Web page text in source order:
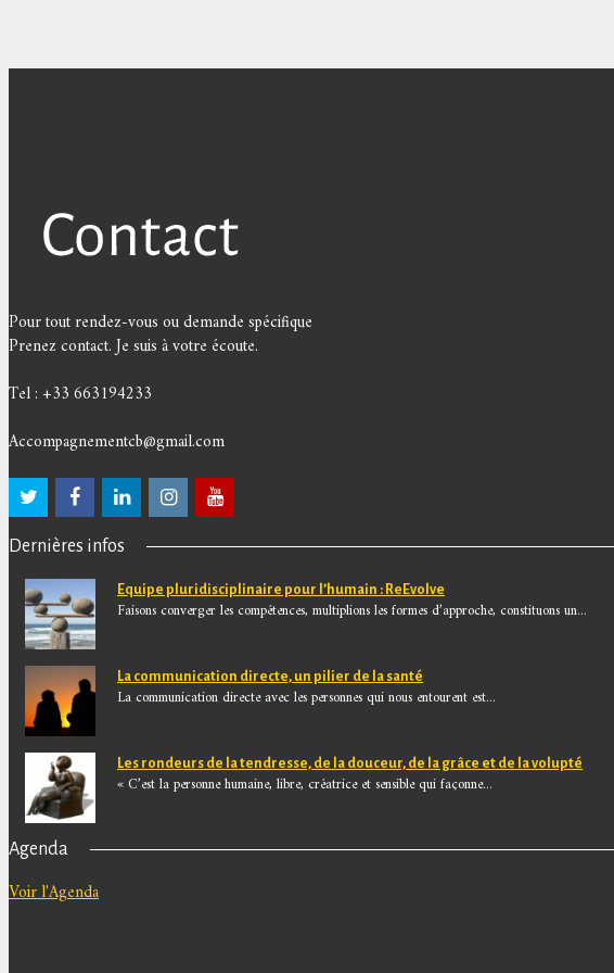
Pour tout rendez-vous ou demande spécifique
Prenez contact. Je suis à votre écoute.
Tel : +33 663194233
Accompagnementcb@gmail.com
Dernières infos
Equipe pluridisciplinaire pour l’humain : ReEvolve
Faisons converger les compétences, multiplions les formes d’approche, constituons un...
La communication directe, un pilier de la santé
La communication directe avec les personnes qui nous entourent est...
Les rondeurs de la tendresse, de la douceur, de la grâce et de la volupté
« C’est la personne humaine, libre, créatrice et sensible qui façonne...
Agenda
Voir l'Agenda